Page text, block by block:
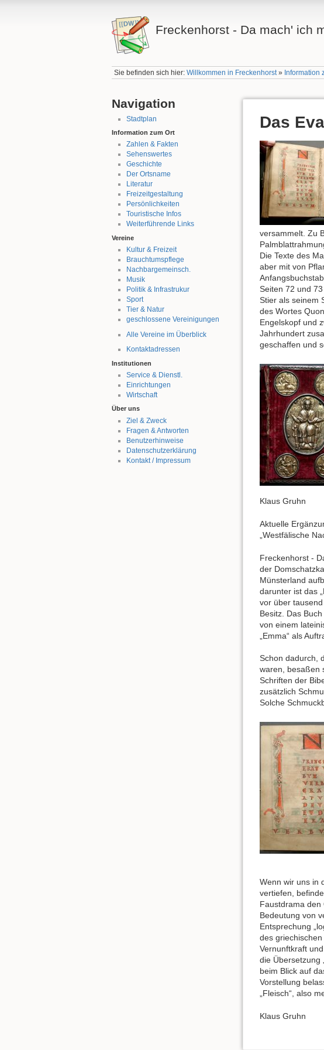
Freckenhorst - Da mach' ich
Sie befinden sich hier:Willkommen in Freckenhorst» Information
Navigation
Stadtplan
Information zum Ort
Zahlen & Fakten
Sehenswertes
Geschichte
Der Ortsname
Literatur
Freizeitgestaltung
Persönlichkeiten
Touristische Infos
Weiterführende Links
Vereine
Kultur & Freizeit
Brauchtumspflege
Nachbargemeinsch.
Musik
Politik & Infrastrukur
Sport
Tier & Natur
geschlossene Vereinigungen
Alle Vereine im Überblick
Kontaktadressen
Institutionen
Service & Dienstl.
Einrichtungen
Wirtschaft
Über uns
Ziel & Zweck
Fragen & Antworten
Benutzerhinweise
Datenschutzerklärung
Kontakt / Impressum
Das
versammelt. Zu
Die Texte des
aber mit von
Seiten 72 und
Stier als seinem
des Wortes
Engelskopf und
Jahrhundert
geschaffen und
Klaus Gruhn
Aktuelle
„Westfälische
Freckenhorst -
der
Münsterland
darunter ist das
vor über
Besitz. Das
von einem
„Emma“ als
Schon dadurch,
waren, besaßen
Schriften der
zusätzlich
Solche
Wenn wir uns in
vertiefen,
Faustdrama den
Bedeutung von
Entsprechung
des griechischen
Vernunftkraft
die Übersetzung
beim Blick auf
Vorstellung
„Fleisch“, also
Klaus Gruhn